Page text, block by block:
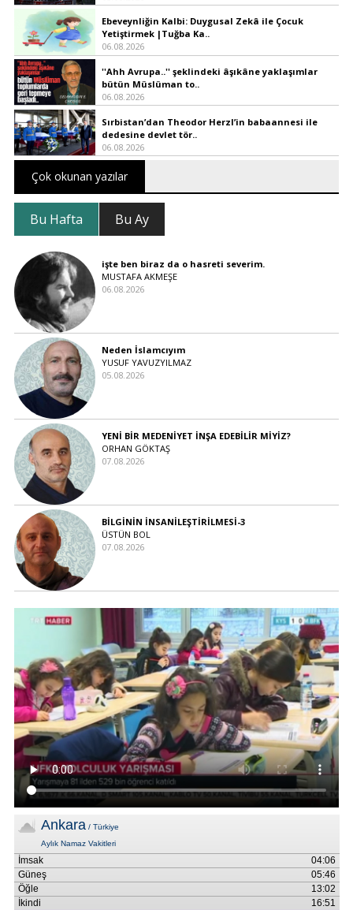
Ebeveynliğin Kalbi: Duygusal Zekâ ile Çocuk
Yetiştirmek |Tuğba Ka..
06.08.2026
''Ahh Avrupa..'' şeklindeki âşıkâne yaklaşımlar
bütün Müslüman to..
06.08.2026
Sırbistan’dan Theodor Herzl’in babaannesi ile
dedesine devlet tör..
06.08.2026
Çok okunan yazılar
Bu Hafta Bu Ay
işte ben biraz da o hasreti severim.
MUSTAFA AKMEŞE
06.08.2026
Neden İslamcıyım
YUSUF YAVUZYILMAZ
05.08.2026
YENİ BİR MEDENİYET İNŞA EDEBİLİR MİYİZ?
ORHAN GÖKTAŞ
07.08.2026
BİLGİNİN İNSANİLEŞTİRİLMESİ-3
ÜSTÜN BOL
07.08.2026